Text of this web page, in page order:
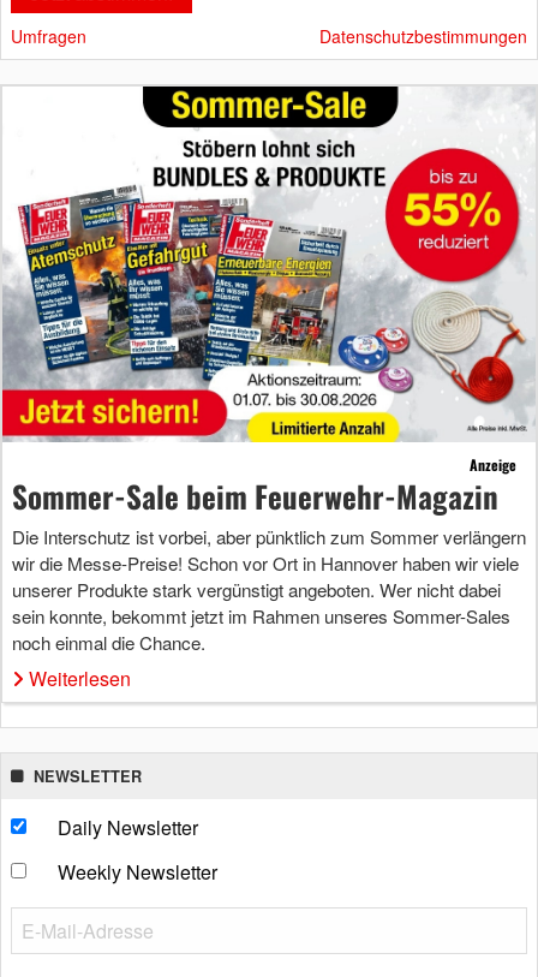
Umfragen Datenschutzbestimmungen
Anzeige
Sommer-Sale beim Feuerwehr-Magazin
Die Interschutz ist vorbei, aber pünktlich zum Sommer verlängern
wir die Messe-Preise! Schon vor Ort in Hannover haben wir viele
unserer Produkte stark vergünstigt angeboten. Wer nicht dabei
sein konnte, bekommt jetzt im Rahmen unseres Sommer-Sales
noch einmal die Chance.
Weiterlesen
NEWSLETTER
Daily Newsletter
Weekly Newsletter